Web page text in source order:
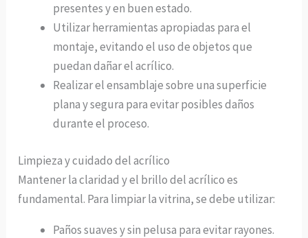
presentes y en buen estado.
Utilizar herramientas apropiadas para el
montaje, evitando el uso de objetos que
puedan dañar el acrílico.
Realizar el ensamblaje sobre una superficie
plana y segura para evitar posibles daños
durante el proceso.
Limpieza y cuidado del acrílico
Mantener la claridad y el brillo del acrílico es
fundamental. Para limpiar la vitrina, se debe utilizar:
Paños suaves y sin pelusa para evitar rayones.